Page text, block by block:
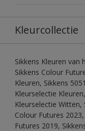
Kleurcollectie
Sikkens Kleuren van
Sikkens Colour
Kleuren, Sikkens
Kleurselectie
Kleurselectie Witten,
Colour Futures
Futures 2019,